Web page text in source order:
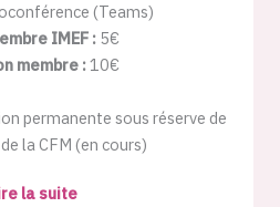
(Teams)
IMEF : 5€
membre :10€
permanente sous réserve de
la CFM (en cours)
la suite